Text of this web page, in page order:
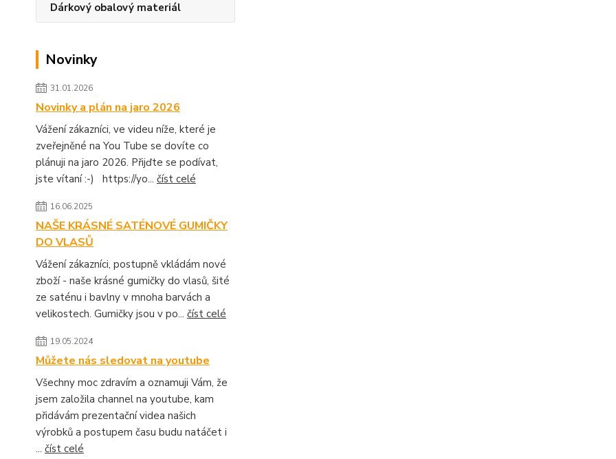
Dárkový obalový materiál
Novinky
31.01.2026
Novinky a plán na jaro 2026
Vážení zákazníci, ve videu níže, které je
zveřejněné na You Tube se dovíte co
plánuji na jaro 2026. Přijďte se podívat,
jste vítaní :-) https://yo... číst celé
16.06.2025
NAŠE KRÁSNÉ SATÉNOVÉ GUMIČKY
DO VLASŮ
Vážení zákazníci, postupně vkládám nové
zboží - naše krásné gumičky do vlasů, šité
ze saténu i bavlny v mnoha barvách a
velikostech. Gumičky jsou v po... číst celé
19.05.2024
Můžete nás sledovat na youtube
Všechny moc zdravím a oznamuji Vám, že
jsem založila channel na youtube, kam
přidávám prezentační videa našich
výrobků a postupem času budu natáčet i
... číst celé